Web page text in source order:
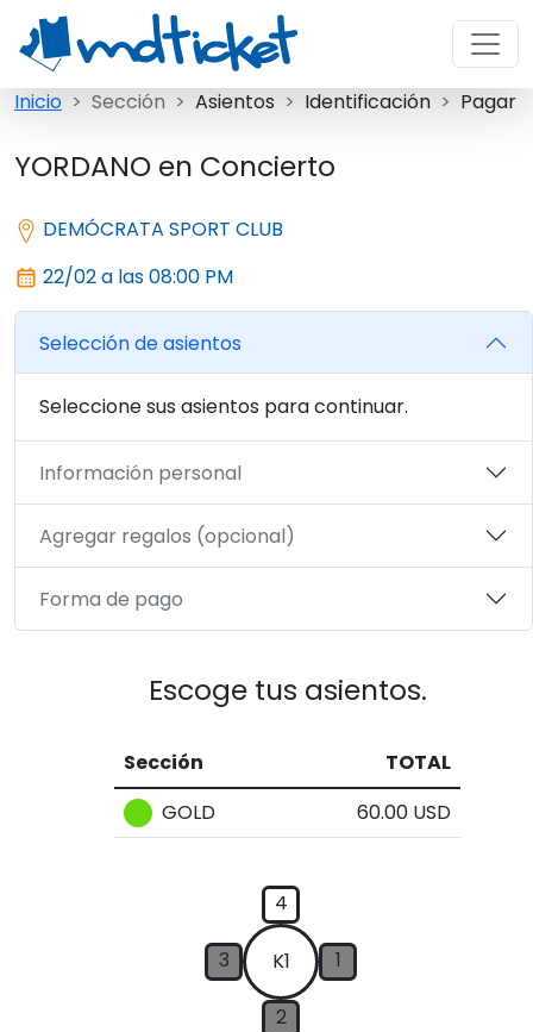
Inicio Sección Asientos Identificación Pagar
YORDANO en Concierto
DEMÓCRATA SPORT CLUB
22/02 a las 08:00 PM
Selección de asientos
Seleccione sus asientos para continuar.
Información personal
Agregar regalos (opcional)
Forma de pago
Escoge tus asientos.
Sección
TOTAL
GOLD
60.00 USD
K1 1
2
3
4